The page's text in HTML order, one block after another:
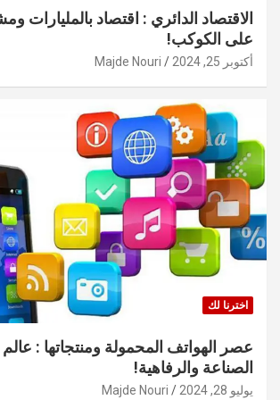
الاقتصاد الدائري : اقتصاد بالمليارات
على الكوكب!
أكتوبر 25, 2024 Majde Nouri
اخترنا لك
عصر الهواتف المحمولة ومنتجاتها :
الصناعة والرفاهية!
يوليو 28, 2024 Majde Nouri